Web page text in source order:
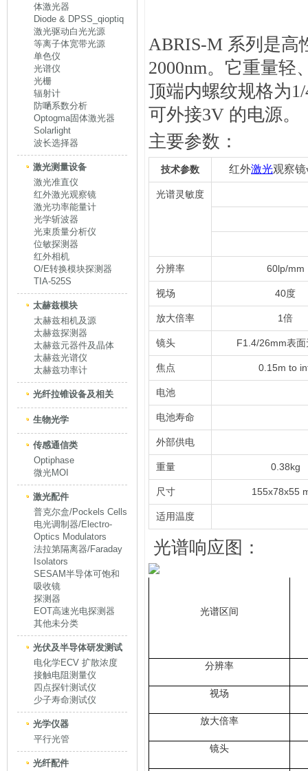
体激光器
Diode & DPSS_qioptiq
激光驱动白光光源
等离子体宽带光源
单色仪
光谱仪
光栅
辐射计
防嗮系数分析
Optogma固体激光器
Solarlight
波长选择器
激光测量设备
激光准直仪
红外激光观察镜
激光功率能量计
光学斩波器
光束质量分析仪
位敏探测器
红外相机
O/E转换模块探测器
TIA-525S
太赫兹模块
太赫兹相机及源
太赫兹探测器
太赫兹元器件及晶体
太赫兹光谱仪
太赫兹功率计
光纤拉锥设备及相关
生物光学
传感通信类
Optiphase
微光MOI
激光配件
普克尔盒/Pockels Cells
电光调制器/Electro-
Optics Modulators
法拉第隔离器/Faraday
Isolators
SESAM半导体可饱和
吸收镜
探测器
EOT高速光电探测器
其他未分类
光伏及半导体研发测试
电化学ECV 扩散浓度
接触电阻测量仪
四点探针测试仪
少子寿命测试仪
光学仪器
平行光管
光纤配件
ABRIS-M 系列是高
2000nm。它重量
顶端内螺纹规格为
可外接3V 的电源。
主要参数：
技术参数 红外激光观察镜
光谱灵敏度
分辨率 60lp/mm
视场 40度
放大倍率 1倍
镜头 F1.4/26mm表面
焦点 0.15m to
电池
电池寿命
外部供电
重量 0.38kg
尺寸 155x78x55
适用温度
光谱响应图：
光谱区间
分辨率
视场
放大倍率
镜头